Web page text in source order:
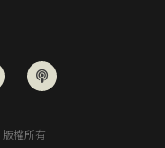
版權所有